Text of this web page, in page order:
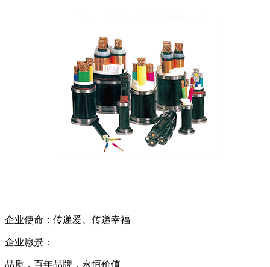
企业使命：传递爱、传递幸福
企业愿景：
品质，百年品牌，永恒价值